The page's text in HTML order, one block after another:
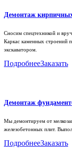
Демонтаж
Сносим спецтехникой и
Каркас каменных строений
экскаватором.
ПодробнееЗаказать
Демонтаж
Мы демонтируем от
железобетонных плит.
ПодробнееЗаказать